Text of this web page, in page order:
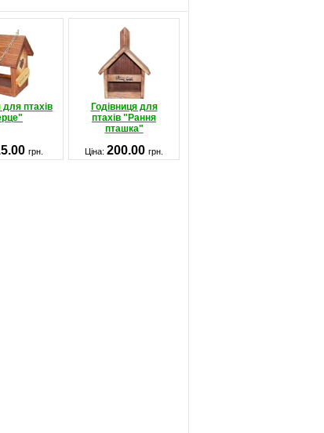
для птахів
Годівниця для
птахів "Рання
пташка"
грн. Ціна: 200.00 грн.